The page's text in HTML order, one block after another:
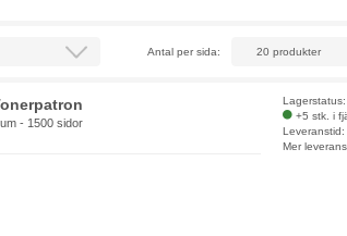
Antal per sida:
- 1500 sidor
Lagerstatus:
+5 stk. i
Mer